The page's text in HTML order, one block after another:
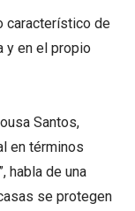
característico de
y en el propio
Santos,
en términos
habla de una
se protegen